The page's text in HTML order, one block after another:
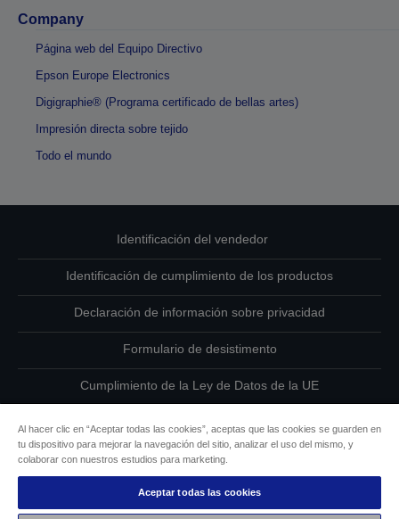
Company
Página web del Equipo Directivo
Epson Europe Electronics
Digigraphie® (Programa certificado de bellas artes)
Impresión directa sobre tejido
Todo el mundo
Identificación del vendedor
Identificación de cumplimiento de los productos
Declaración de información sobre privacidad
Formulario de desistimento
Cumplimiento de la Ley de Datos de la UE
Información sobre cookies
Compromiso de accesibilidad de Epson
Al hacer clic en “Aceptar todas las cookies”, aceptas que las cookies se guarden en
tu dispositivo para mejorar la navegación del sitio, analizar el uso del mismo, y
colaborar con nuestros estudios para marketing.
Aceptar todas las cookies